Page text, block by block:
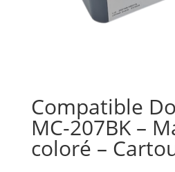
Compatible
MC-207BK –
coloré –